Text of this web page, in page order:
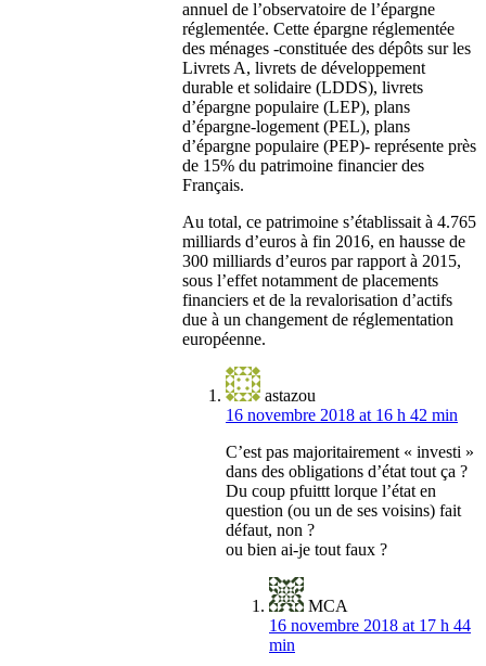
annuel de l’observatoire de l’épargne
réglementée. Cette épargne réglementée
des ménages -constituée des dépôts sur les
Livrets A, livrets de développement
durable et solidaire (LDDS), livrets
d’épargne populaire (LEP), plans
d’épargne-logement (PEL), plans
d’épargne populaire (PEP)- représente près
de 15% du patrimoine financier des
Français.
Au total, ce patrimoine s’établissait à 4.765
milliards d’euros à fin 2016, en hausse de
300 milliards d’euros par rapport à 2015,
sous l’effet notamment de placements
financiers et de la revalorisation d’actifs
due à un changement de réglementation
européenne.
astazou
16 novembre 2018 at 16 h 42 min
C’est pas majoritairement « investi »
dans des obligations d’état tout ça ?
Du coup pfuittt lorque l’état en
question (ou un de ses voisins) fait
défaut, non ?
ou bien ai-je tout faux ?
MCA
16 novembre 2018 at 17 h 44
min